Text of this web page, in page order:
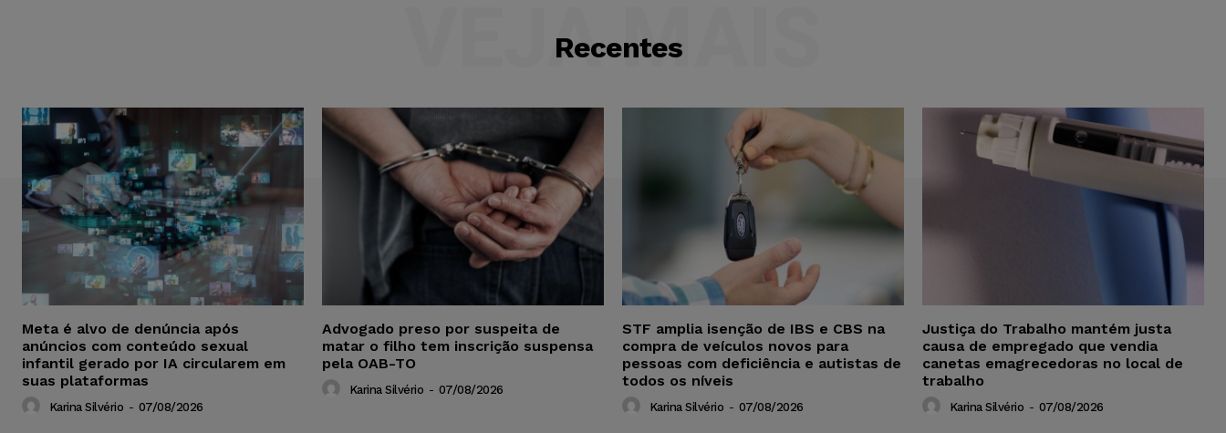
Recentes
VEJA MAIS
Meta é alvo de denúncia após
anúncios com conteúdo sexual
infantil gerado por IA circularem em
suas plataformas
Karina Silvério - 07/08/2026
Advogado preso por suspeita de
matar o filho tem inscrição suspensa
pela OAB-TO
Karina Silvério - 07/08/2026
STF amplia isenção de IBS e CBS na
compra de veículos novos para
pessoas com deficiência e autistas de
todos os níveis
Karina Silvério - 07/08/2026
Justiça do Trabalho mantém justa
causa de empregado que vendia
canetas emagrecedoras no local de
trabalho
Karina Silvério - 07/08/2026